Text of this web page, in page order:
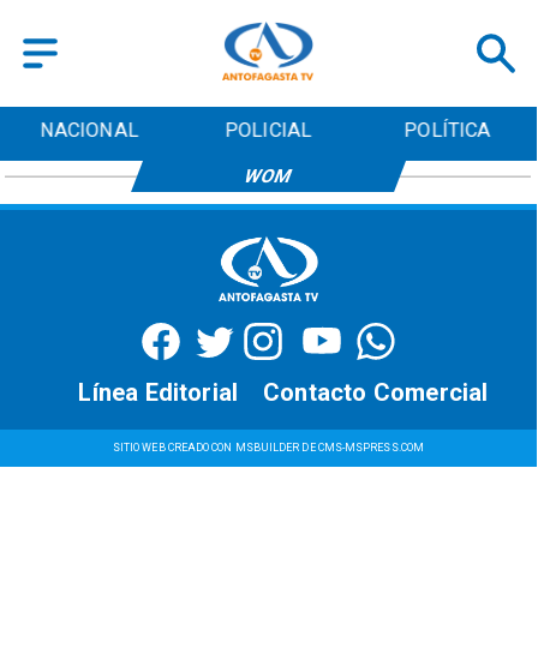
NACIONAL POLICIAL POLÍTICA
WOM
SITIO WEB CREADO CON MSBUILDER DE CMS-MSPRESS.COM
Contacto Comercial
Línea Editorial